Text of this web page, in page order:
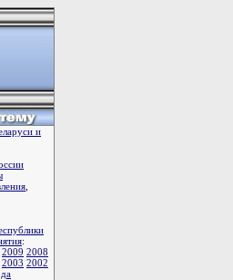
и
:
2009 2008
2003 2002